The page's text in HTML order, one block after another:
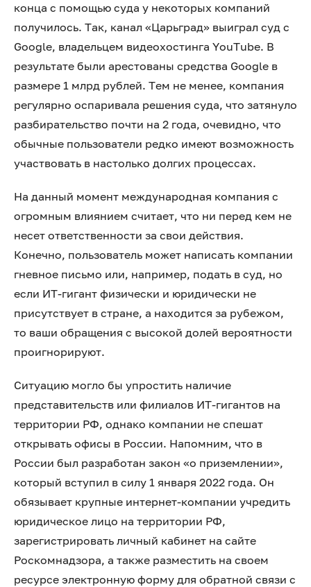
конца с помощью суда у некоторых компаний
получилось. Так, канал «Царьград» выиграл суд с
Google, владельцем видеохостинга YouTube. В
результате были арестованы средства Google в
размере 1 млрд рублей. Тем не менее, компания
регулярно оспаривала решения суда, что затянуло
разбирательство почти на 2 года, очевидно, что
обычные пользователи редко имеют возможность
участвовать в настолько долгих процессах.
На данный момент международная компания с
огромным влиянием считает, что ни перед кем не
несет ответственности за свои действия.
Конечно, пользователь может написать компании
гневное письмо или, например, подать в суд, но
если ИТ-гигант физически и юридически не
присутствует в стране, а находится за рубежом,
то ваши обращения с высокой долей вероятности
проигнорируют.
Ситуацию могло бы упростить наличие
представительств или филиалов ИТ-гигантов на
территории РФ, однако компании не спешат
открывать офисы в России. Напомним, что в
России был разработан закон «о приземлении»,
который вступил в силу 1 января 2022 года. Он
обязывает крупные интернет-компании учредить
юридическое лицо на территории РФ,
зарегистрировать личный кабинет на сайте
Роскомнадзора, а также разместить на своем
ресурсе электронную форму для обратной связи с